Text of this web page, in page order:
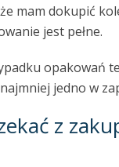
mam dokupić
jest pełne.
opakowań
jedno w
z